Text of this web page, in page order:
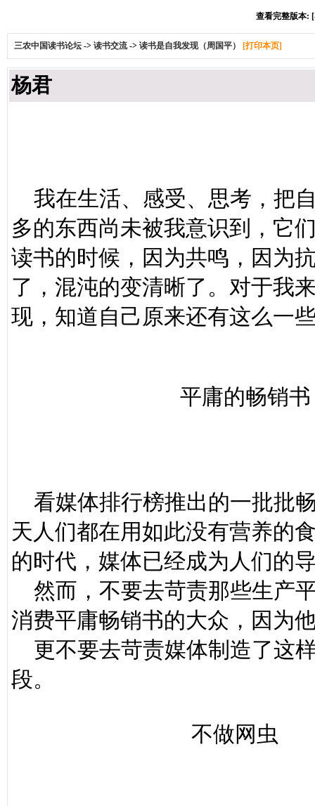
查看完整版本:
三农中国读书论坛 -> 读书交流-> 读书是自我发现（周国平） [打印本页]
杨君
我在生活、感受、思考，把
多的东西尚未被我意识到，它
读书的时候，因为共鸣，因为
了，混沌的变清晰了。对于我
现，知道自己原来还有这么一
平庸的畅销书
看媒体排行榜推出的一批批
天人们都在用如此没有营养的
的时代，媒体已经成为人们的
然而，不要去苛责那些生产
消费平庸畅销书的大众，因为
更不要去苛责媒体制造了这
段。
不做网虫